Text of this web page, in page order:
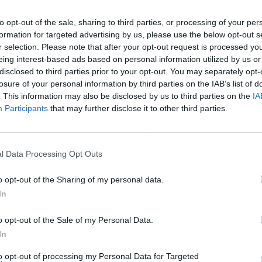
opt-out of the sale, sharing to third parties, or processing of your
for targeted advertising by us, please use the below opt-out
selection. Please note that after your opt-out request is processed
interest-based ads based on personal information utilized by us
to third parties prior to your opt-out. You may separately
of your personal information by third parties on the IAB’s list of
This information may also be disclosed by us to third parties on the
Participants that may further disclose it to other third parties.
Data Processing Opt Outs
opt-out of the Sharing of my personal data.
opt-out of the Sale of my Personal Data.
opt-out of processing my Personal Data for Targeted
de los clásicos de esta marca, por lo que este
ni en su catálogo web. Estos chalecos están
con un par de bolsillos laterales muy
negro y crema siguen manteniéndose en
también se posicionan los chalecos azulón,
en los armarios de aquellas personas que les